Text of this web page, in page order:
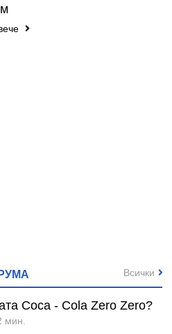
Coca - Cola Zero Zero?
мин.
Всички